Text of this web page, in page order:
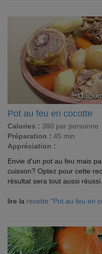
Pot au feu en cocotte
Calories : 380 par personne
Préparation : 45 min
Appréciation :
Envie d'un pot au feu mais
cuisson? Optez pour cette
résultat sera tout aussi réussi.
lire la recette "Pot au feu en